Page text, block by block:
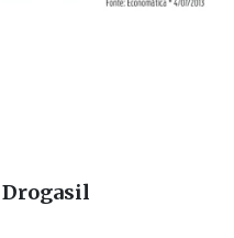
Drogasil